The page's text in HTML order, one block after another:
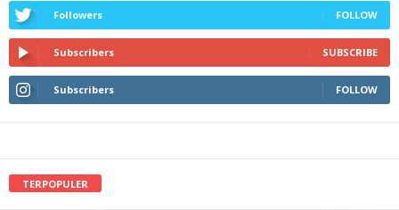
Followers FOLLOW
Subscribers SUBSCRIBE
Subscribers FOLLOW